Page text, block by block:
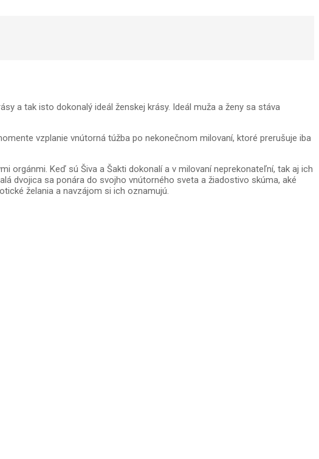
a tak isto dokonalý ideál ženskej krásy. Ideál muža a ženy sa stáva
vzplanie vnútorná túžba po nekonečnom milovaní, ktoré prerušuje iba
orgánmi. Keď sú Šiva a Šakti dokonalí a v milovaní neprekonateľní, tak aj ich
dvojica sa ponára do svojho vnútorného sveta a žiadostivo skúma, aké
želania a navzájom si ich oznamujú.